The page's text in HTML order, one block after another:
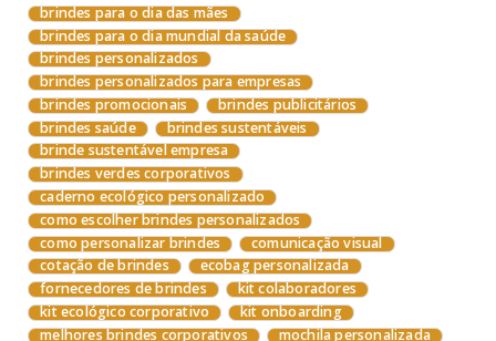
brindes para o dia das mães
brindes para o dia mundial da saúde
brindes personalizados
brindes personalizados para empresas
brindes promocionais
brindes publicitários
brindes saúde
brindes sustentáveis
brinde sustentável empresa
brindes verdes corporativos
caderno ecológico personalizado
como escolher brindes personalizados
como personalizar brindes
comunicação visual
cotação de brindes
ecobag personalizada
fornecedores de brindes
kit colaboradores
kit ecológico corporativo
kit onboarding
melhores brindes corporativos
mochila personalizada